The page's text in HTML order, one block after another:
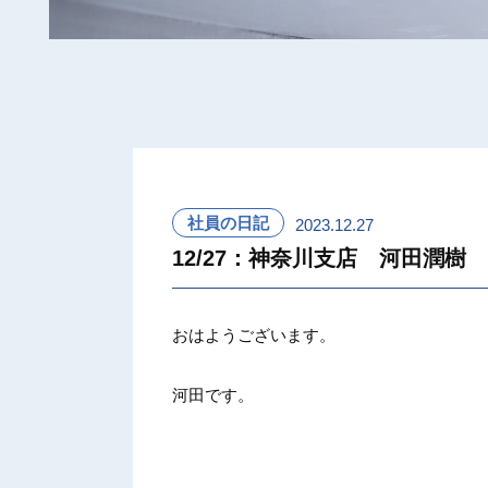
社員の日記 2023.12.27
12/27：神奈川支店 河田潤樹
おはようございます。
河田です。